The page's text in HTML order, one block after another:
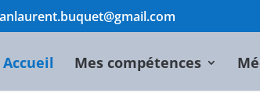
Accueil Mes compétences